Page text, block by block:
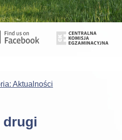
Aktualności
drugi